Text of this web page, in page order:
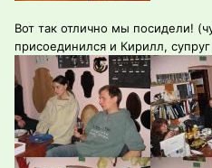
Вот так отлично мы посидели!
присоединился и Кирилл,